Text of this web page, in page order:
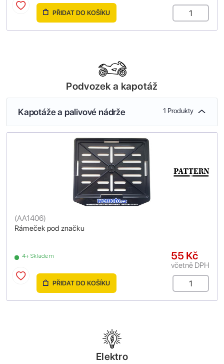
PŘIDAT DO KOŠÍKU
Podvozek a kapotáž
Kapotáže a palivové nádrže 1 Produkty
Rámeček pod značku
(AA1406)
4+ Skladem 55 Kč
včetně DPH
PŘIDAT DO KOŠÍKU
Elektro